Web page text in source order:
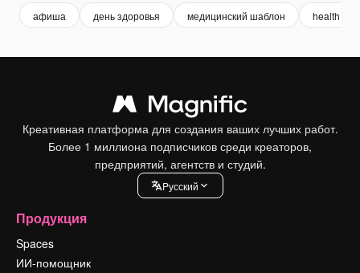
афиша день здоровья медицинский шаблон health
Креативная платформа для создания ваших лучших работ.
Более 1 миллиона подписчиков среди креаторов,
предприятий, агентств и студий.
Pусский
Продукция
Spaces
ИИ-помощник